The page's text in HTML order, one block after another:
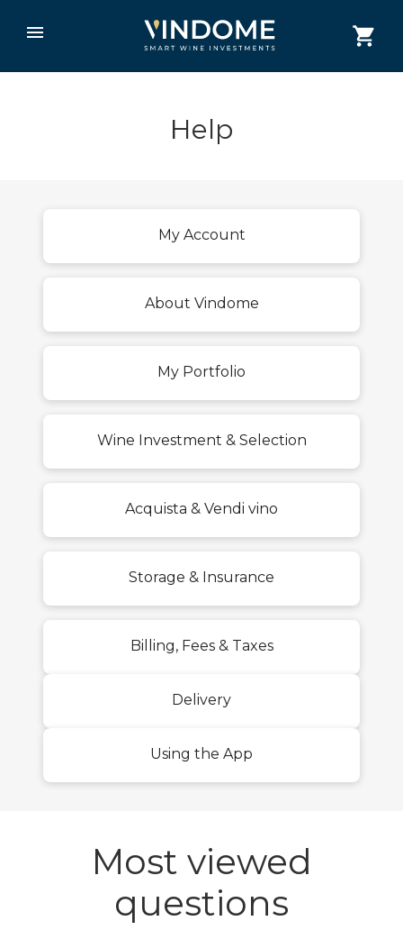
Help
My Account
About Vindome
My Portfolio
Wine Investment & Selection
Acquista & Vendi vino
Storage & Insurance
Billing, Fees & Taxes
Delivery
Using the App
Most viewed
questions